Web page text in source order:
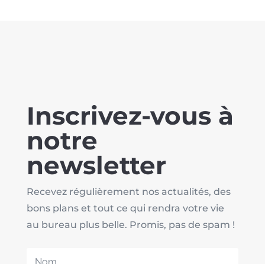
Inscrivez-vous à
notre
newsletter
Recevez régulièrement nos actualités, des
bons plans et tout ce qui rendra votre vie
au bureau plus belle. Promis, pas de spam !